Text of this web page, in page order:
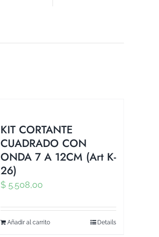
KIT CORTANTE
CUADRADO CON
ONDA 7 A 12CM (Art K-
26)
$ 5.508,00
Añadir al carrito Details